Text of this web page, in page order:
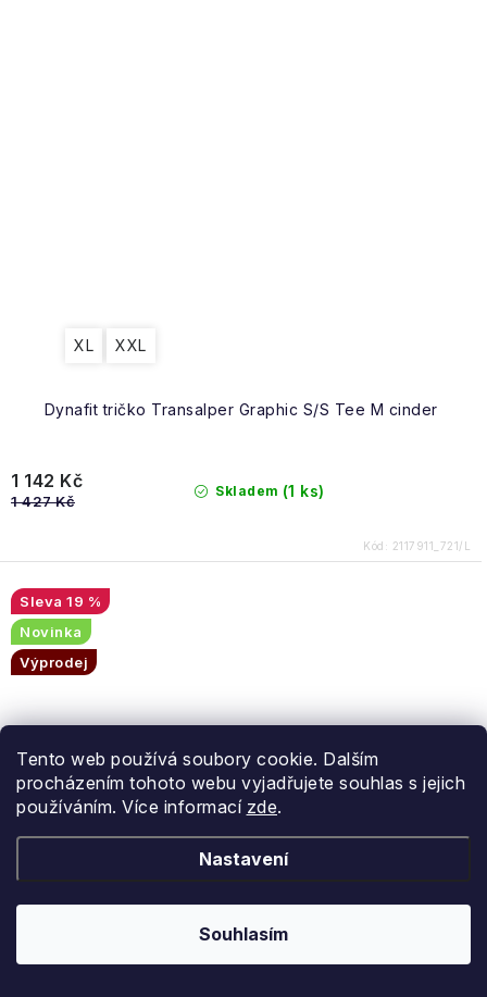
Tento web používá soubory cookie. Dalším
procházením tohoto webu vyjadřujete souhlas s jejich
používáním. Více informací zde.
Nastavení
Souhlasím
Dynafit tričko Transalper Graphic S/S Tee M cinder
XL XXL
Skladem (1 ks)
1 142 Kč
1 427 Kč
Kód: 2117911_721/L
19 %
Novinka
Výprodej